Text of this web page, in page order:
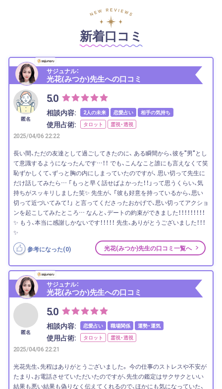
新着口コミ
サジュナル：
光花(みつか)先生への口コミ
匿名
5.0
相談内容: 2人の未来 恋愛占い 相手の気持ち
使用占術: タロット 霊視・透視
2025/04/06 22:22
長い間、ただの友達として過ごしてきたのに、 ある瞬間から、彼を"男"とし
て意識するようになったんです…！！ でも、こんなこと誰にも言えなくて笑
恥ずかしくて、ずっと胸の内にしまっていたのですが、 思い切って先生に
だけ話してみたら… 「もっと早く話せばよかった！！」って思うくらい、気
持ちがスッキリしました笑✨ 先生が、 「彼も好意を持っているから、思い
切って近づいてみて！」 と言ってくださったおかげで、思い切ってアクショ
ンを起こしてみたところ… なんと、デートの約束ができました！！！！！！！！！
✨ もう、本当に感謝しかないです！！！！！ 先生、ありがとうございました！！！
✨
参考になった(0) 光花(みつか)先生の口コミ一覧へ
サジュナル：
光花(みつか)先生への口コミ
匿名
5.0
相談内容: 恋愛占い 職場関係 運勢・運気
使用占術: タロット 霊視・透視
2025/04/06 22:21
光花先生、先程はありがとうございました。 今の仕事のストレスや不安が
たまり、お電話させていただいたのですが、先生の鑑定はサクサクといい
結果も悪い結果も偽りなく伝えてくれるので、ほかにも気になっていた、